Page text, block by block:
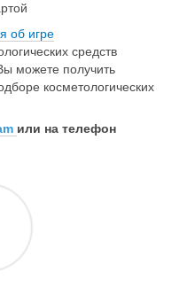
об игре
средств
можете получить
косметологических
или на телефон